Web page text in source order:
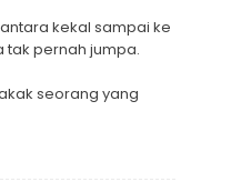
kekal sampai ke
tak pernah jumpa.
seorang yang